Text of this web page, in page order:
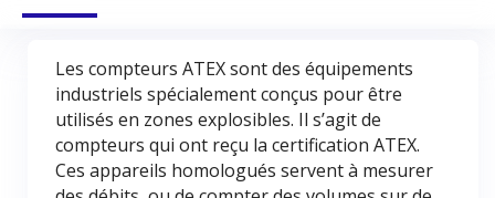
Les compteurs ATEX sont des équipements
industriels spécialement conçus pour être
utilisés en zones explosibles. Il s’agit de
compteurs qui ont reçu la certification ATEX.
Ces appareils homologués servent à mesurer